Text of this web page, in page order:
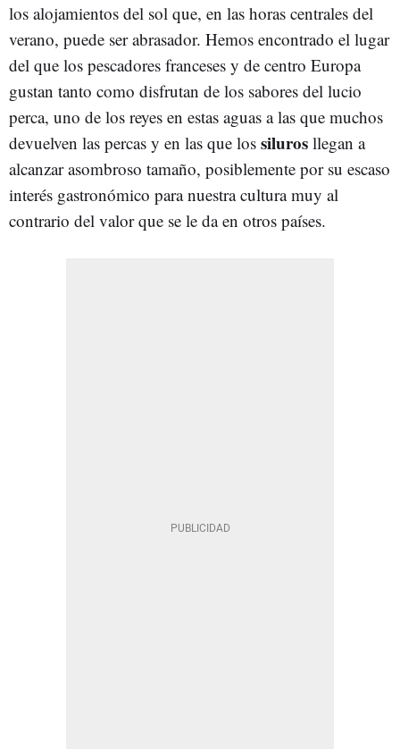
los alojamientos del sol que, en las horas centrales del
verano, puede ser abrasador. Hemos encontrado el lugar
del que los pescadores franceses y de centro Europa
gustan tanto como disfrutan de los sabores del lucio
perca, uno de los reyes en estas aguas a las que muchos
devuelven las percas y en las que los siluros llegan a
alcanzar asombroso tamaño, posiblemente por su escaso
interés gastronómico para nuestra cultura muy al
contrario del valor que se le da en otros países.